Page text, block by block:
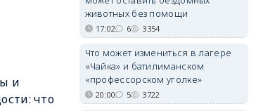
и
что
животных без помощи
17:02 6 3354
Что может измениться в лагере
«Чайка» и батилиманском
«профессорском уголке»
20:00 5 3722